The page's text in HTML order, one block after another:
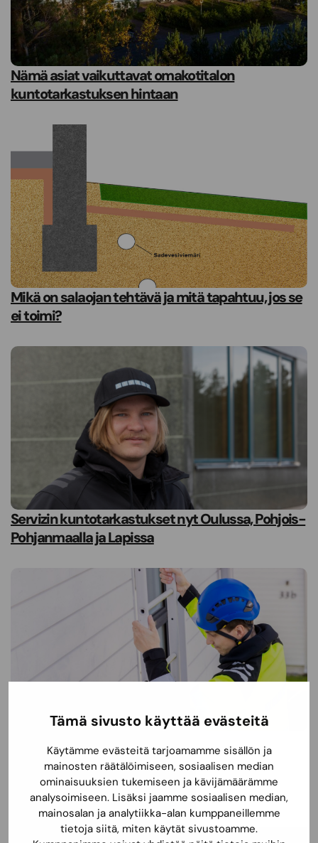
Tämä sivusto käyttää evästeitä
Käytämme evästeitä tarjoamamme sisällön ja
mainosten räätälöimiseen, sosiaalisen median
ominaisuuksien tukemiseen ja kävijämäärämme
analysoimiseen. Lisäksi jaamme sosiaalisen median,
mainosalan ja analytiikka-alan kumppaneillemme
tietoja siitä, miten käytät sivustoamme.
Nämä asiat vaikuttavat omakotitalon
kuntotarkastuksen hintaan
Mikä on salaojan tehtävä ja mitä tapahtuu, jos se
ei toimi?
Servizin kuntotarkastukset nyt Oulussa, Pohjois-
Pohjanmaalla ja Lapissa